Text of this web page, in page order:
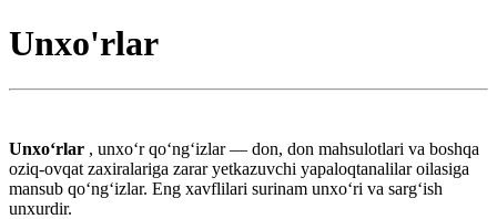
Unxo'rlar
Unxoʻrlar , unxoʻr qoʻngʻizlar — don, don mahsulotlari va boshqa
oziq-ovqat zaxiralariga zarar yetkazuvchi yapaloqtanalilar oilasiga
mansub qoʻngʻizlar. Eng xavflilari surinam unxoʻri va sargʻish
unxurdir.